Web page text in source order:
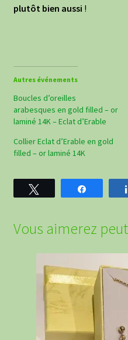
plutôt bien aussi !
Autres événements
Boucles d’oreilles
arabesques en gold filled – or
laminé 14K – Eclat d’Erable
Collier Eclat d’Erable en gold
filled – or laminé 14K
Vous aimerez